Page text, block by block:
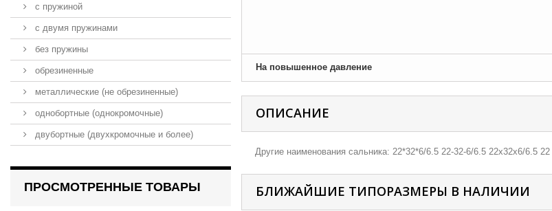
с пружиной
с двумя пружинами
без пружины
обрезиненные
металлические (не обрезиненные)
однобортные (однокромочные)
двубортные (двухкромочные и более)
ПРОСМОТРЕННЫЕ ТОВАРЫ
На повышенное давление
ОПИСАНИЕ
Другие наименования сальника: 22*32*6/6.5 22-32-6/6.5 22х32х6/6.5
БЛИЖАЙШИЕ ТИПОРАЗМЕРЫ В НАЛИЧИИ